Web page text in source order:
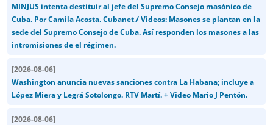
MINJUS intenta destituir al jefe del Supremo Consejo masónico de
Cuba. Por Camila Acosta. Cubanet./ Videos: Masones se plantan en la
sede del Supremo Consejo de Cuba. Así responden los masones a las
intromisiones de el régimen.
[2026-08-06]
Washington anuncia nuevas sanciones contra La Habana; incluye a
López Miera y Legrá Sotolongo. RTV Martí. + Video Mario J Pentón.
[2026-08-06]